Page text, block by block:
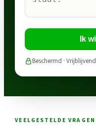
Ik
Beschermd · Vrijblijvend
VEELGESTELDE VRAGEN